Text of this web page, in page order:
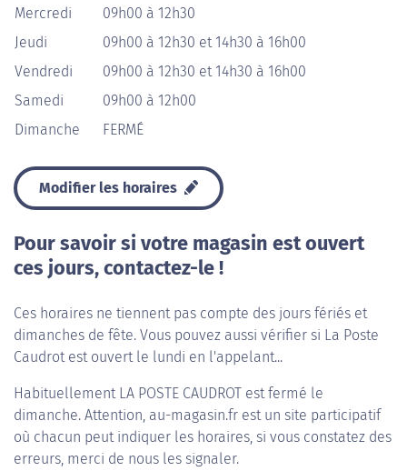
Mercredi
09h00 à 12h30
Jeudi
09h00 à 12h30 et 14h30 à 16h00
Vendredi
09h00 à 12h30 et 14h30 à 16h00
Samedi
09h00 à 12h00
Dimanche
FERMÉ
Modifier les horaires
Pour savoir si votre magasin est ouvert
ces jours, contactez-le !
Ces horaires ne tiennent pas compte des jours fériés et
dimanches de fête. Vous pouvez aussi vérifier si La Poste
Caudrot est ouvert le lundi en l'appelant...
Habituellement LA POSTE CAUDROT est fermé le
dimanche. Attention, au-magasin.fr est un site participatif
où chacun peut indiquer les horaires, si vous constatez des
erreurs, merci de nous les signaler.